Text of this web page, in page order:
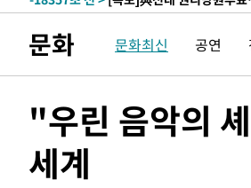
45.71%
-18066초 전 >
[속보]與 당대표 경선, 대
-17863초 전 >[속보]與 당대표 경선, 강
-8423초 전 >[속보]장은수, KLPGA 제주
-3788초 전 >
-3715초 전 >
문화 문화최신 공연
"우린 음악의
세계